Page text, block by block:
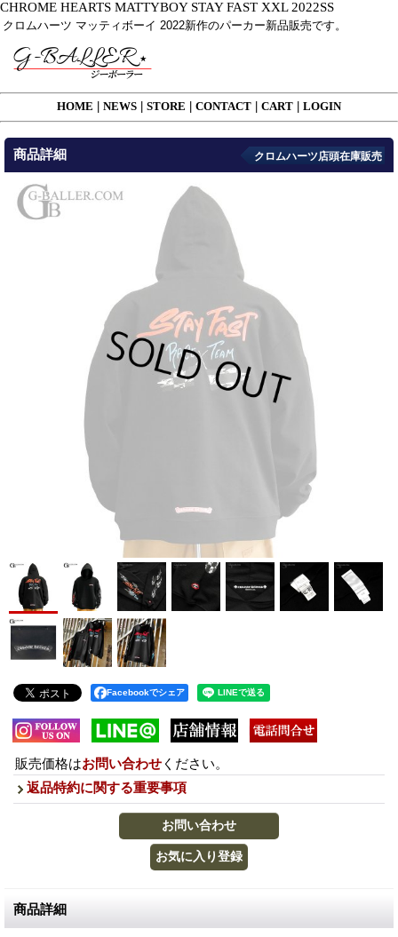
CHROME HEARTS MATTYBOY STAY FAST XXL 2022SS
クロムハーツ マッティボーイ 2022新作のパーカー新品販売です。
HOME NEWS STORE CONTACT CART LOGIN
商品詳細 クロムハーツ店頭在庫販売
Facebookでシェア
販売価格はお問い合わせ ください。
返品特約に関する重要事項
商品詳細